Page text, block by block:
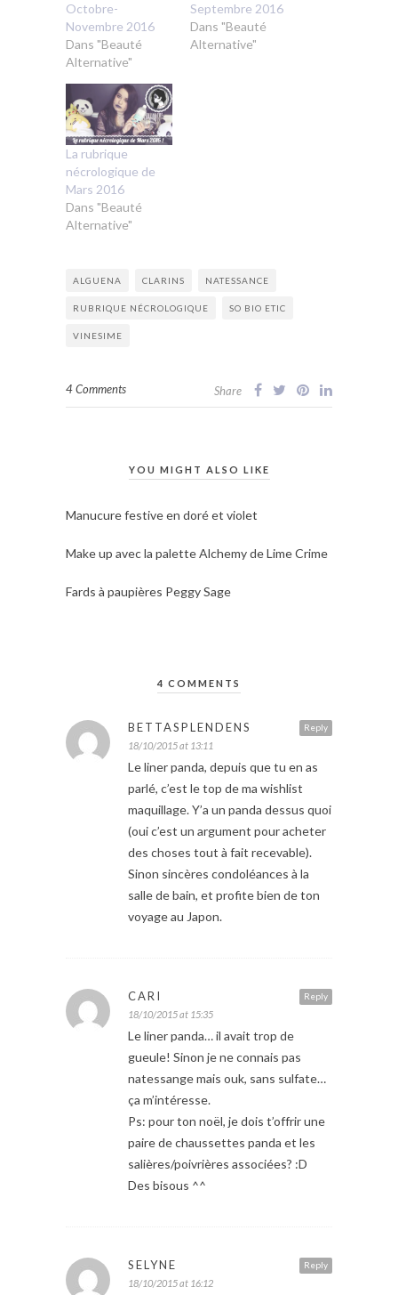
Octobre-
Novembre 2016
Dans "Beauté
Alternative"
Septembre 2016
Dans "Beauté
Alternative"
La rubrique
nécrologique de
Mars 2016
Dans "Beauté
Alternative"
ALGUENA CLARINS NATESSANCE
RUBRIQUE NÉCROLOGIQUE SO BIO ETIC
VINESIME
4 Comments Share
YOU MIGHT ALSO LIKE
Manucure festive en doré et violet
Make up avec la palette Alchemy de Lime Crime
Fards à paupières Peggy Sage
4 COMMENTS
Reply
BETTASPLENDENS
18/10/2015 at 13:11
Le liner panda, depuis que tu en as
parlé, c’est le top de ma wishlist
maquillage. Y’a un panda dessus quoi
(oui c’est un argument pour acheter
des choses tout à fait recevable).
Sinon sincères condoléances à la
salle de bain, et profite bien de ton
voyage au Japon.
Reply
CARI
18/10/2015 at 15:35
Le liner panda… il avait trop de
gueule! Sinon je ne connais pas
natessange mais ouk, sans sulfate…
ça m’intéresse.
Ps: pour ton noël, je dois t’offrir une
paire de chaussettes panda et les
salières/poivrières associées? :D
Des bisous ^^
Reply
SELYNE
18/10/2015 at 16:12